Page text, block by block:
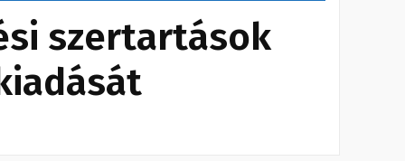
szertartások